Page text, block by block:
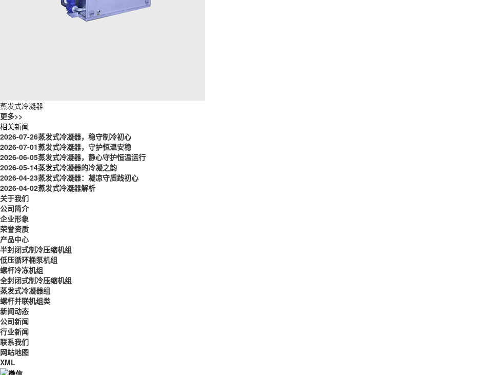
蒸发式冷凝器
更多>>
相关新闻
2026-07-26蒸发式冷凝器，稳守制冷初心
2026-07-01蒸发式冷凝器，守护恒温安稳
2026-06-05蒸发式冷凝器，静心守护恒温运行
2026-05-14蒸发式冷凝器的冷凝之韵
2026-04-23蒸发式冷凝器：凝凉守质践初心
2026-04-02蒸发式冷凝器解析
关于我们
公司简介
企业形象
荣誉资质
产品中心
半封闭式制冷压缩机组
低压循环桶泵机组
螺杆冷冻机组
全封闭式制冷压缩机组
蒸发式冷凝器组
螺杆并联机组类
新闻动态
公司新闻
行业新闻
联系我们
网站地图
XML